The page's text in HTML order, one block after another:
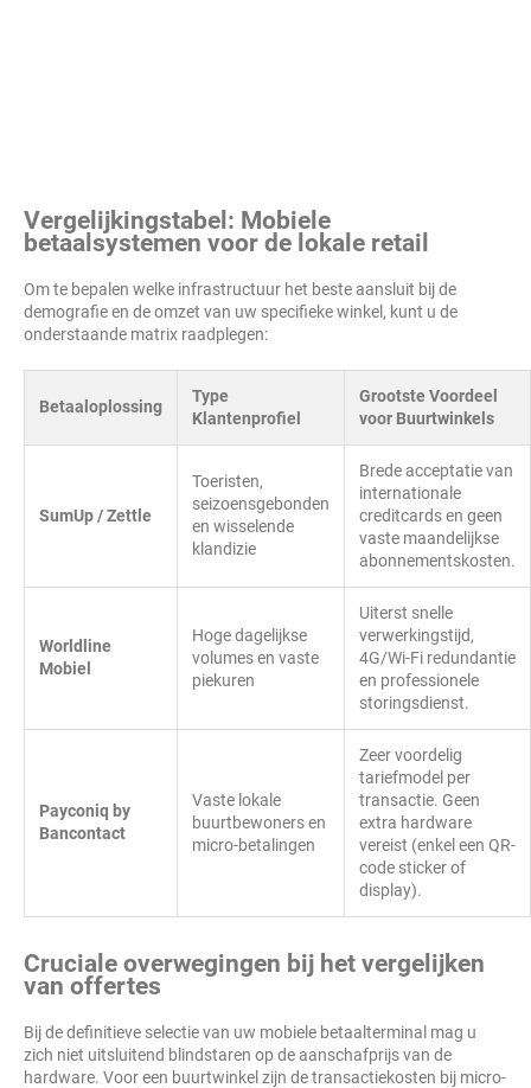
Vergelijkingstabel: Mobiele
betaalsystemen voor de lokale retail
Om te bepalen welke infrastructuur het beste aansluit bij de
demografie en de omzet van uw specifieke winkel, kunt u de
onderstaande matrix raadplegen:
Betaaloplossing
Type
Klantenprofiel
Grootste Voordeel
voor Buurtwinkels
SumUp / Zettle
Toeristen,
seizoensgebonden
en wisselende
klandizie
Brede acceptatie van
internationale
creditcards en geen
vaste maandelijkse
abonnementskosten.
Worldline
Mobiel
Hoge dagelijkse
volumes en vaste
piekuren
Uiterst snelle
verwerkingstijd,
4G/Wi-Fi redundantie
en professionele
storingsdienst.
Payconiq by
Bancontact
Vaste lokale
buurtbewoners en
micro-betalingen
Zeer voordelig
tariefmodel per
transactie. Geen
extra hardware
vereist (enkel een QR-
code sticker of
display).
Cruciale overwegingen bij het vergelijken
van offertes
Bij de definitieve selectie van uw mobiele betaalterminal mag u
zich niet uitsluitend blindstaren op de aanschafprijs van de
hardware. Voor een buurtwinkel zijn de transactiekosten bij micro-